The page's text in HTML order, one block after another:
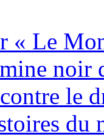
« Le
noir
le
du